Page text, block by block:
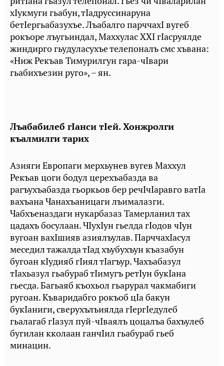
хIукмуги гьабун, тIадруссинаруна
бетIергьабазухъе. Лъабалго парччахI вугеб
рокъоре лъугьиндал, Маххулас XXI гIасруялде
жиндирго гьудуласухъе телепоналъ смс хъвана:
«Ниж Рекъав Тимурилгун гара-чIвари
гьабихъезин руго», – ян.
Лъабабилеб гIанси тIей. Хонжролги
къалмилги тарих
Азияги Европаги мерхьунев вугев Маххул
Рекъав цоги бодул церехъабазда ва
рагъухъабазда гьоркьов бер речIчIаравго ватIа
вахъана Чанахъаницаги лъималазги.
Чабхъеназдаги нукарбазаз Тамерланил тах
цадахъ босулаан. ЧIухIун гьелда гIодов чIун
вугоан вахIшияв азиялъулав. ПарччахIасул
меседил тажалда тIад хъубухъун къазабун
бугоан кIудияб гIиял тIагъур. Чахъабазул
тIахьазул гьабураб тIимугъ ретIун букIана
гьесда. Багьаяб къохьол гьарурал чакмабиги
ругоан. Къваридабго рокъоб цIа бакун
букIаниги, сверухълъиялда гIергIедулеб
гьалагаб гIазул пуй-чIваялъ цоцалъа бахъулеб
бугилан кколаан ганчIил гьабураб гьеб
минацин.